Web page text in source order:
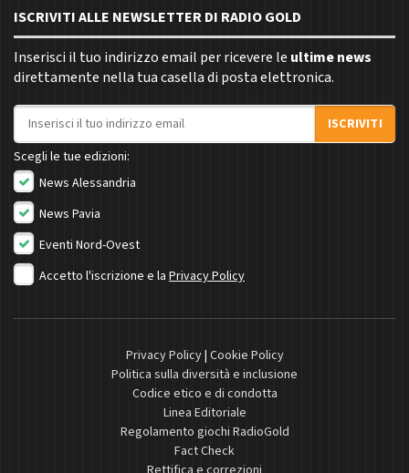
ISCRIVITI ALLE NEWSLETTER DI RADIO GOLD
Inserisci il tuo indirizzo email per ricevere le ultime news
direttamente nella tua casella di posta elettronica.
Indirizzo email
ISCRIVITI
Scegli le tue edizioni:
News Alessandria
News Pavia
Eventi Nord-Ovest
Accetto l'iscrizione e la Privacy Policy
Privacy Policy| Cookie Policy
Politica sulla diversità e inclusione
Codice etico e di condotta
Linea Editoriale
Regolamento giochi RadioGold
Fact Check